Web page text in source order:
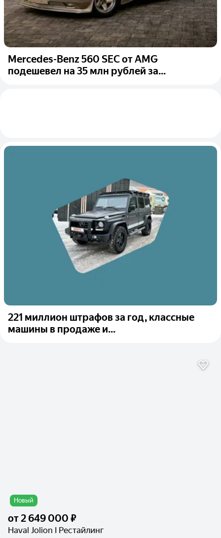
Mercedes-Benz 560 SEC от AMG
подешевел на 35 млн рублей за...
221 миллион штрафов за год, классные
машины в продаже и...
Новый
от2 649 000 ₽
Haval Jolion I Рестайлинг